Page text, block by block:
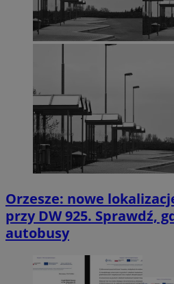
Orzesze: nowe
przy DW 925. Sprawdź,
autobusy